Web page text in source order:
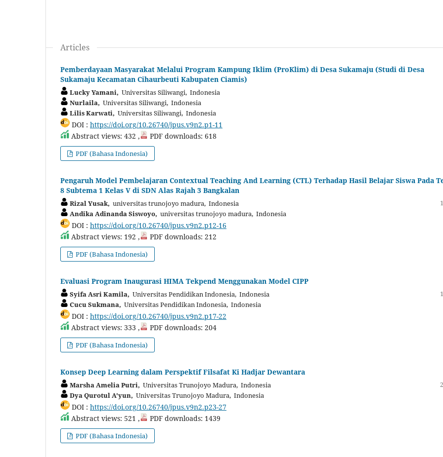
Articles
Pemberdayaan Masyarakat Melalui Program Kampung Iklim (ProKlim) di Desa Sukamaju (Studi di Desa
Sukamaju Kecamatan Cihaurbeuti Kabupaten Ciamis)
Lucky Yamani, Universitas Siliwangi, Indonesia
Nurlaila, Universitas Siliwangi, Indonesia
Lilis Karwati, Universitas Siliwangi, Indonesia
DOI : https://doi.org/10.26740/jpus.v9n2.p1-11
Abstract views: 432 ,
PDF downloads: 618
PDF (Bahasa Indonesia)
Pengaruh Model Pembelajaran Contextual Teaching And Learning (CTL) Terhadap Hasil Belajar Siswa Pada
8 Subtema 1 Kelas V di SDN Alas Rajah 3 Bangkalan
Rizal Yusak, universitas trunojoyo madura, Indonesia
Andika Adinanda Siswoyo, universitas trunojoyo madura, Indonesia
DOI : https://doi.org/10.26740/jpus.v9n2.p12-16
Abstract views: 192 ,
PDF downloads: 212
PDF (Bahasa Indonesia)
Evaluasi Program Inaugurasi HIMA Tekpend Menggunakan Model CIPP
Syifa Asri Kamila, Universitas Pendidikan Indonesia, Indonesia
Cucu Sukmana, Universitas Pendidikan Indonesia, Indonesia
DOI : https://doi.org/10.26740/jpus.v9n2.p17-22
Abstract views: 333 ,
PDF downloads: 204
PDF (Bahasa Indonesia)
Konsep Deep Learning dalam Perspektif Filsafat Ki Hadjar Dewantara
Marsha Amelia Putri, Universitas Trunojoyo Madura, Indonesia
Dya Qurotul A'yun, Universitas Trunojoyo Madura, Indonesia
DOI : https://doi.org/10.26740/jpus.v9n2.p23-27
Abstract views: 521 ,
PDF downloads: 1439
PDF (Bahasa Indonesia)